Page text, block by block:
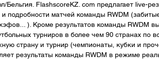
Бельгия. FlashscoreKZ. com предлагает live-
подробности матчей команды RWDM
). Кроме результатов команды RWDM
турниров в более чем 90 странах по
страну и турнир (чемпионаты, кубки и
результаты команды RWDM в режиме